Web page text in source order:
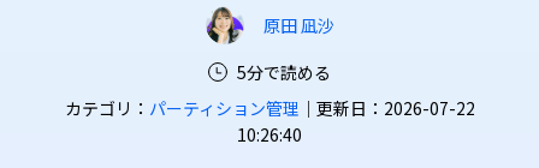
原田 凪沙
5分で読める
カテゴリ： パーティション管理 ｜更新日：2026-07-22
10:26:40